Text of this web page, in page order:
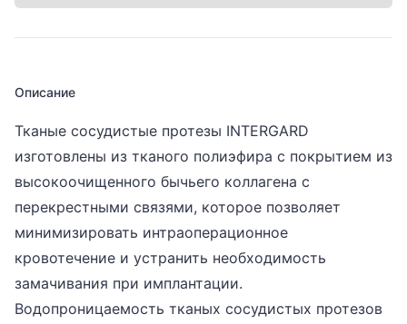
Описание
Тканые сосудистые протезы INTERGARD
изготовлены из тканого полиэфира с покрытием из
высокоочищенного бычьего коллагена с
перекрестными связями, которое позволяет
минимизировать интраоперационное
кровотечение и устранить необходимость
замачивания при имплантации.
Водопроницаемость тканых сосудистых протезов